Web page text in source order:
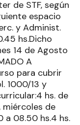
de STF, según
espacio
y Administ.
hs.Dicho
14 de Agosto
A
para cubrir
1000/13 y
hs. de
miércoles de
a 08.50 hs.4 hs.